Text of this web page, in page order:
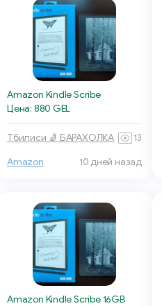
Amazon Kindle Scribe
Цена: 880 GEL
Тбилиси 🧦 БАРАХОЛКА 13
Amazon 10 дней назад
Amazon Kindle Scribe 16GB